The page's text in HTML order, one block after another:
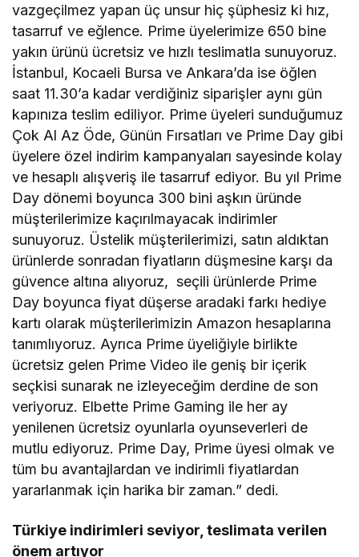
vazgeçilmez yapan üç unsur hiç şüphesiz ki hız,
tasarruf ve eğlence. Prime üyelerimize 650 bine
yakın ürünü ücretsiz ve hızlı teslimatla sunuyoruz.
İstanbul, Kocaeli Bursa ve Ankara’da ise öğlen
saat 11.30’a kadar verdiğiniz siparişler aynı gün
kapınıza teslim ediliyor. Prime üyeleri sunduğumuz
Çok Al Az Öde, Günün Fırsatları ve Prime Day gibi
üyelere özel indirim kampanyaları sayesinde kolay
ve hesaplı alışveriş ile tasarruf ediyor. Bu yıl Prime
Day dönemi boyunca 300 bini aşkın üründe
müşterilerimize kaçırılmayacak indirimler
sunuyoruz. Üstelik müşterilerimizi, satın aldıktan
ürünlerde sonradan fiyatların düşmesine karşı da
güvence altına alıyoruz, seçili ürünlerde Prime
Day boyunca fiyat düşerse aradaki farkı hediye
kartı olarak müşterilerimizin Amazon hesaplarına
tanımlıyoruz. Ayrıca Prime üyeliğiyle birlikte
ücretsiz gelen Prime Video ile geniş bir içerik
seçkisi sunarak ne izleyeceğim derdine de son
veriyoruz. Elbette Prime Gaming ile her ay
yenilenen ücretsiz oyunlarla oyunseverleri de
mutlu ediyoruz. Prime Day, Prime üyesi olmak ve
tüm bu avantajlardan ve indirimli fiyatlardan
yararlanmak için harika bir zaman.” dedi.
Türkiye indirimleri seviyor, teslimata verilen
önem artıyor